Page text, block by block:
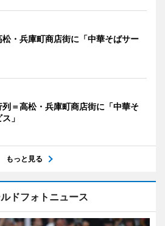
松・兵庫町商店街に「中華そばサー
列＝高松・兵庫町商店街に「中華そ
」
もっと見る
ドフォトニュース